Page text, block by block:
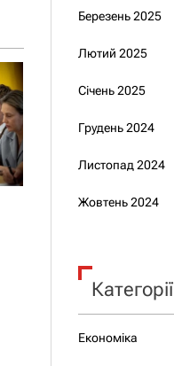
Березень 2025
Лютий 2025
Січень 2025
Грудень 2024
Листопад 2024
Жовтень 2024
Категорії
Економіка